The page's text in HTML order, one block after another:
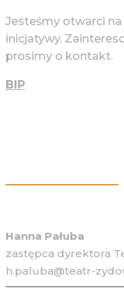
Jesteśmy otwarci na
inicjatywy.
prosimy o kontakt.
BIP
Hanna Pałuba
zastępca dyrektora
h.paluba@teatr-